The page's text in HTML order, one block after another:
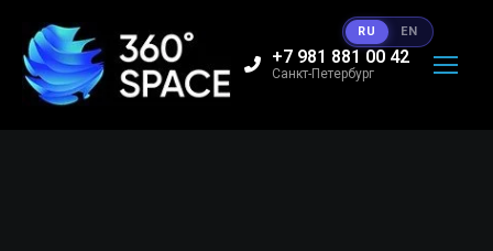
+7 981 881 00 42
Санкт-Петербург
RU EN